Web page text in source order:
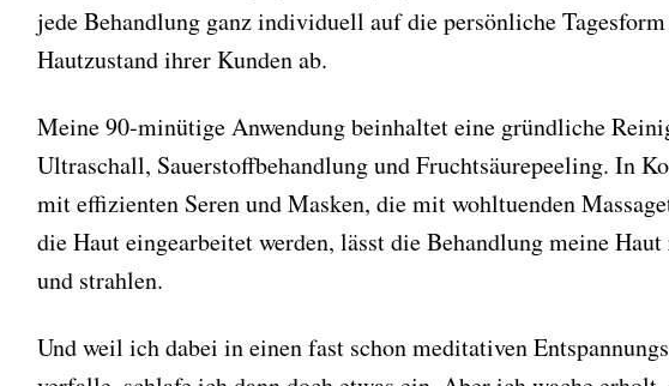
jede Behandlung ganz individuell auf die persönliche
Hautzustand ihrer Kunden ab.
Meine 90-minütige Anwendung beinhaltet eine gründliche
Ultraschall, Sauerstoffbehandlung und Fruchtsäurepeeling. In
mit effizienten Seren und Masken, die mit wohltuenden
die Haut eingearbeitet werden, lässt die Behandlung meine Haut
und strahlen.
Und weil ich dabei in einen fast schon meditativen